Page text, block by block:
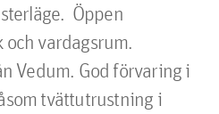
Öppen
och vardagsrum.
Vedum. God förvaring i
tvättutrustning i